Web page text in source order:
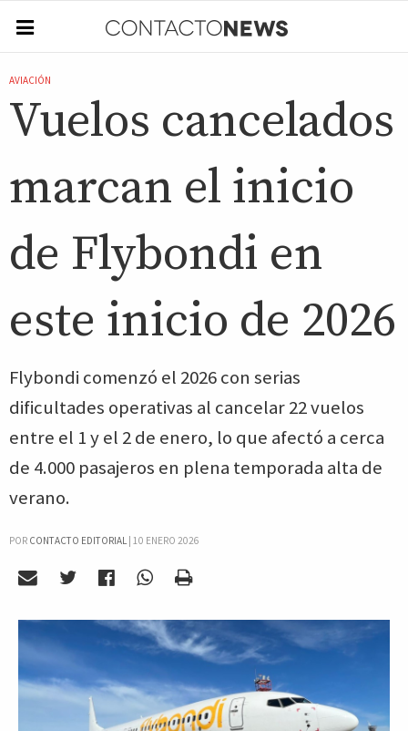
AVIACIÓN
Vuelos cancelados
marcan el inicio
de Flybondi en
este inicio de 2026
Flybondi comenzó el 2026 con serias
dificultades operativas al cancelar 22 vuelos
entre el 1 y el 2 de enero, lo que afectó a cerca
de 4.000 pasajeros en plena temporada alta de
verano.
POR CONTACTO EDITORIAL| 10 ENERO 2026